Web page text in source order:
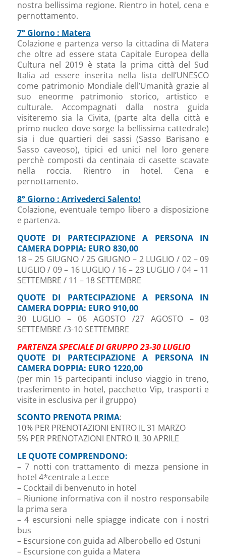
nostra bellissima regione. Rientro in hotel, cena e
pernottamento.
7° Giorno : Matera
Colazione e partenza verso la cittadina di Matera
che oltre ad essere stata Capitale Europea della
Cultura nel 2019 è stata la prima città del Sud
Italia ad essere inserita nella lista dell’UNESCO
come patrimonio Mondiale dell’Umanità grazie al
suo eneorme patrimonio storico, artistico e
culturale. Accompagnati dalla nostra guida
visiteremo sia la Civita, (parte alta della città e
primo nucleo dove sorge la bellissima cattedrale)
sia i due quartieri dei sassi (Sasso Barisano e
Sasso caveoso), tipici ed unici nel loro genere
perchè composti da centinaia di casette scavate
nella roccia. Rientro in hotel. Cena e
pernottamento.
8° Giorno : Arrivederci Salento!
Colazione, eventuale tempo libero a disposizione
e partenza.
QUOTE DI PARTECIPAZIONE A PERSONA IN
CAMERA DOPPIA: EURO 830,00
18 – 25 GIUGNO / 25 GIUGNO – 2 LUGLIO / 02 – 09
LUGLIO / 09 – 16 LUGLIO / 16 – 23 LUGLIO / 04 – 11
SETTEMBRE / 11 – 18 SETTEMBRE
QUOTE DI PARTECIPAZIONE A PERSONA IN
CAMERA DOPPIA: EURO 910,00
30 LUGLIO – 06 AGOSTO /27 AGOSTO – 03
SETTEMBRE /3-10 SETTEMBRE
PARTENZA SPECIALE DI GRUPPO 23-30 LUGLIO
QUOTE DI PARTECIPAZIONE A PERSONA IN
CAMERA DOPPIA: EURO 1220,00
(per min 15 partecipanti incluso viaggio in treno,
trasferimento in hotel, pacchetto Vip, trasporti e
visite in esclusiva per il gruppo)
SCONTO PRENOTA PRIMA:
10% PER PRENOTAZIONI ENTRO IL 31 MARZO
5% PER PRENOTAZIONI ENTRO IL 30 APRILE
LE QUOTE COMPRENDONO:
– 7 notti con trattamento di mezza pensione in
hotel 4*centrale a Lecce
– Cocktail di benvenuto in hotel
– Riunione informativa con il nostro responsabile
la prima sera
– 4 escursioni nelle spiagge indicate con i nostri
bus
– Escursione con guida ad Alberobello ed Ostuni
– Escursione con guida a Matera